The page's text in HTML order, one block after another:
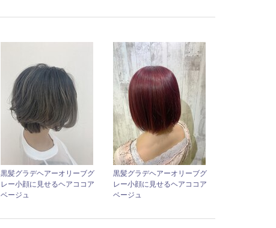
黒髪グラデヘアーオリーブグ
レー小顔に見せるヘアココア
ベージュ
黒髪グラデヘアーオリーブグ
レー小顔に見せるヘアココア
ベージュ